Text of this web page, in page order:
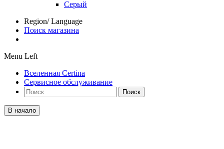
Серый
Region/ Language
Поиск магазина
Menu Left
Вселенная Certina
Сервисное обслуживание
Поиск
В начало